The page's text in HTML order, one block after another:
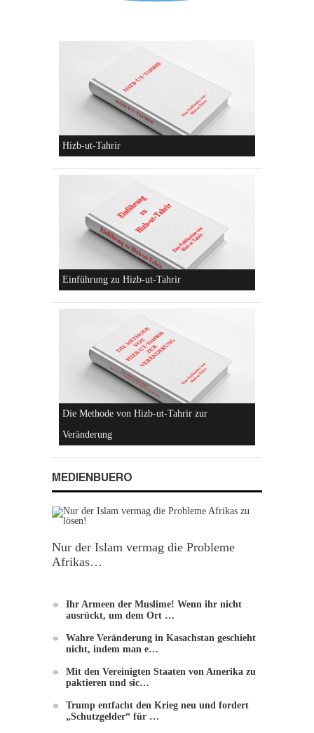
Hizb-ut-Tahrir
Einführung zu Hizb-ut-Tahrir
Die Methode von Hizb-ut-Tahrir zur
Veränderung
MEDIENBUERO
Nur der Islam vermag die Probleme
Afrikas…
Ihr Armeen der Muslime! Wenn ihr nicht
ausrückt, um dem Ort …
Wahre Veränderung in Kasachstan geschieht
nicht, indem man e…
Mit den Vereinigten Staaten von Amerika zu
paktieren und sic…
Trump entfacht den Krieg neu und fordert
„Schutzgelder“ für …